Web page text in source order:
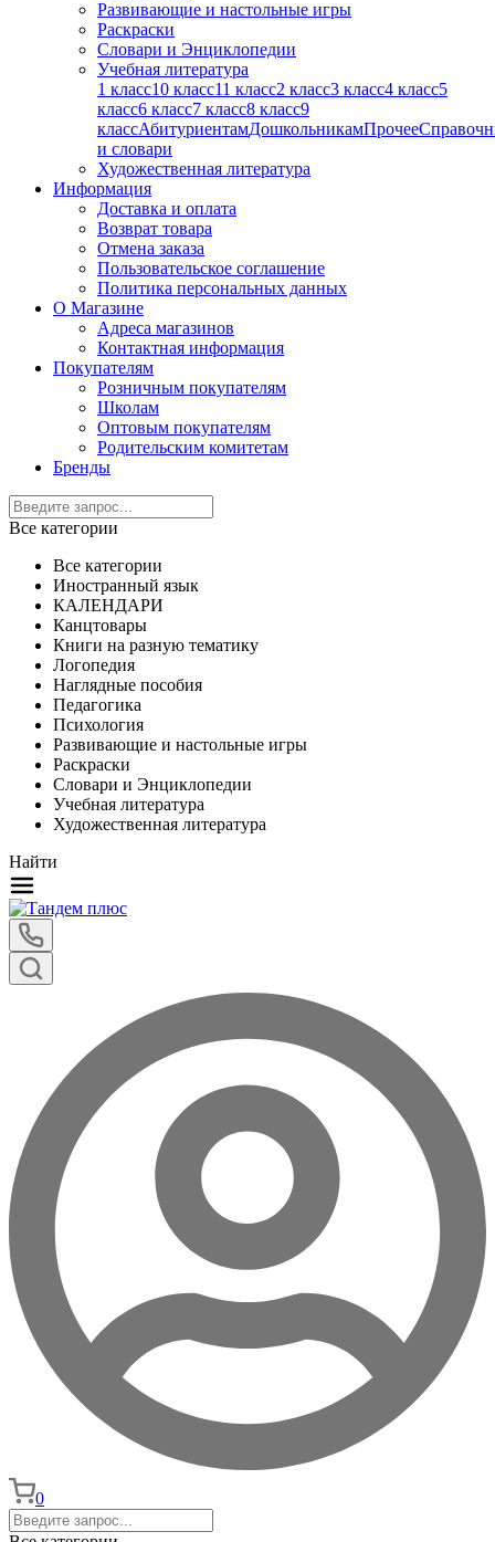
Развивающие и настольные игры
Раскраски
Словари и Энциклопедии
Учебная литература
1 класс10 класс11 класс2 класс3 класс4 класс5
класс6 класс7 класс8 класс9
классАбитуриентамДошкольникамПрочее
и словари
Художественная литература
Информация
Доставка и оплата
Возврат товара
Отмена заказа
Пользовательское соглашение
Политика персональных данных
О Магазине
Адреса магазинов
Контактная информация
Покупателям
Розничным покупателям
Школам
Оптовым покупателям
Родительским комитетам
Бренды
Все категории
Все категории
Иностранный язык
КАЛЕНДАРИ
Канцтовары
Книги на разную тематику
Логопедия
Наглядные пособия
Педагогика
Психология
Развивающие и настольные игры
Раскраски
Словари и Энциклопедии
Учебная литература
Художественная литература
Найти
0